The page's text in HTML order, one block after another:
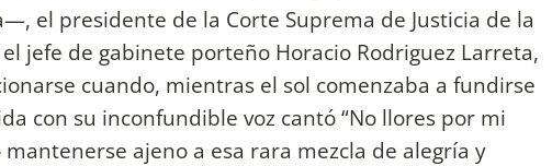
el presidente de la Corte Suprema de Justicia de la
jefe de gabinete porteño Horacio Rodriguez Larreta,
cuando, mientras el sol comenzaba a fundirse
con su inconfundible voz cantó “No llores por mi
ajeno a esa rara mezcla de alegría y